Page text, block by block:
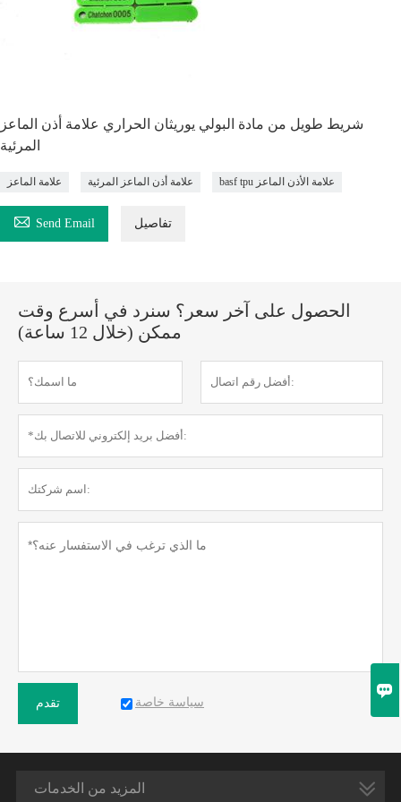
شريط طويل من مادة البولي يوريثان الحراري علامة أذن الماعز
المرئية
علامة الماعز علامة أذن الماعز المرئية basf tpu علامة الأذن الماعز
 Send Email تفاصيل
الحصول على آخر سعر؟ سنرد في أسرع وقت
ممكن (خلال 12 ساعة)
تقدم سياسة خاصة
المزيد من الخدمات
